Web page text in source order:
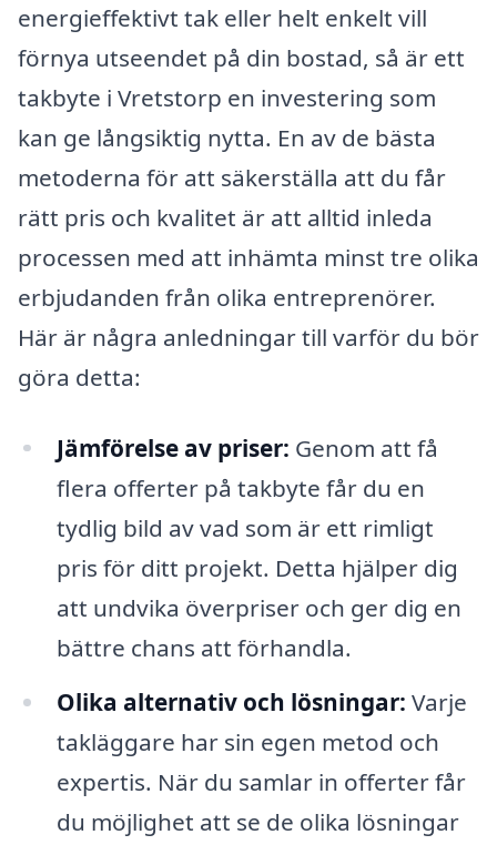
energieffektivt tak eller helt enkelt vill
förnya utseendet på din bostad, så är ett
takbyte i Vretstorp en investering som
kan ge långsiktig nytta. En av de bästa
metoderna för att säkerställa att du får
rätt pris och kvalitet är att alltid inleda
processen med att inhämta minst tre olika
erbjudanden från olika entreprenörer.
Här är några anledningar till varför du bör
göra detta:
Jämförelse av priser: Genom att få
flera offerter på takbyte får du en
tydlig bild av vad som är ett rimligt
pris för ditt projekt. Detta hjälper dig
att undvika överpriser och ger dig en
bättre chans att förhandla.
Olika alternativ och lösningar: Varje
takläggare har sin egen metod och
expertis. När du samlar in offerter får
du möjlighet att se de olika lösningar